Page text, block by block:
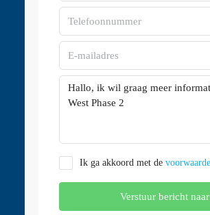
Ik ga akkoord met de
Verstuur bericht